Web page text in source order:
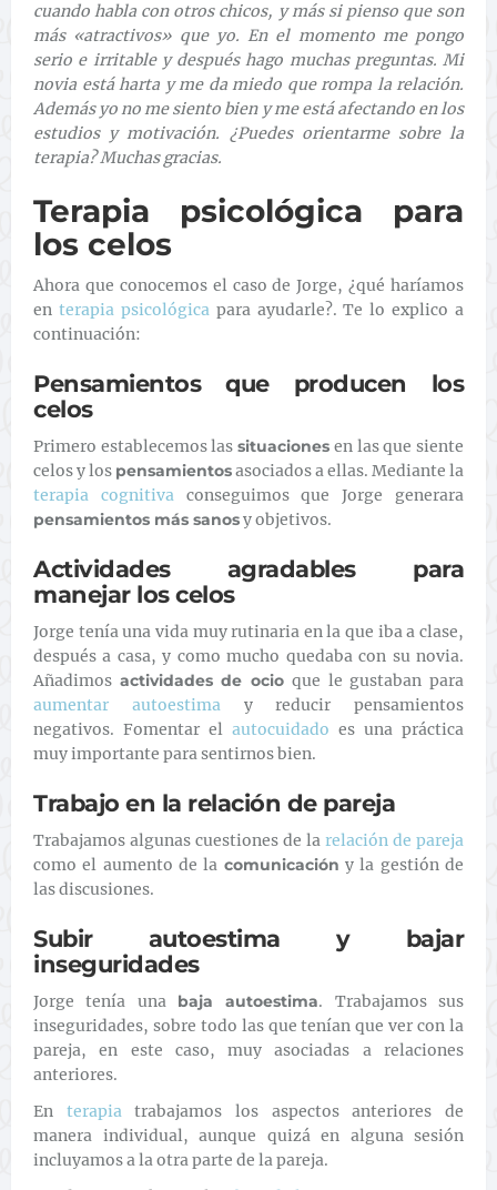
cuando habla con otros chicos, y más si pienso que son
más «atractivos» que yo. En el momento me pongo
serio e irritable y después hago muchas preguntas. Mi
novia está harta y me da miedo que rompa la relación.
Además yo no me siento bien y me está afectando en los
estudios y motivación. ¿Puedes orientarme sobre la
terapia? Muchas gracias.
Terapia psicológica para
los celos
Ahora que conocemos el caso de Jorge, ¿qué haríamos
en terapia psicológicapara ayudarle?. Te lo explico a
continuación:
Pensamientos que producen los
celos
Primero establecemos lassituaciones en las que siente
celos y los pensamientosasociados a ellas. Mediante la
terapia cognitivaconseguimos que Jorge generara
pensamientos más sanosy objetivos.
Actividades agradables para
manejar los celos
Jorge tenía una vida muy rutinaria en la que iba a clase,
después a casa, y como mucho quedaba con su novia.
Añadimos actividades de ocio que le gustaban para
aumentar autoestimay reducir pensamientos
negativos. Fomentar el autocuidado es una práctica
muy importante para sentirnos bien.
Trabajo en la relación de pareja
Trabajamos algunas cuestiones de la relación de pareja
como el aumento de la comunicación y la gestión de
las discusiones.
Subir autoestima y bajar
inseguridades
Jorge tenía una baja autoestima. Trabajamos sus
inseguridades, sobre todo las que tenían que ver con la
pareja, en este caso, muy asociadas a relaciones
anteriores.
En terapiatrabajamos los aspectos anteriores de
manera individual, aunque quizá en alguna sesión
incluyamos a la otra parte de la pareja.